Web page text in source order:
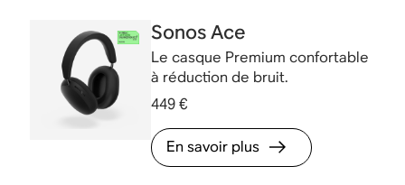
Sonos Ace
Le casque Premium confortable
à réduction de bruit.
449 €
En savoir plus